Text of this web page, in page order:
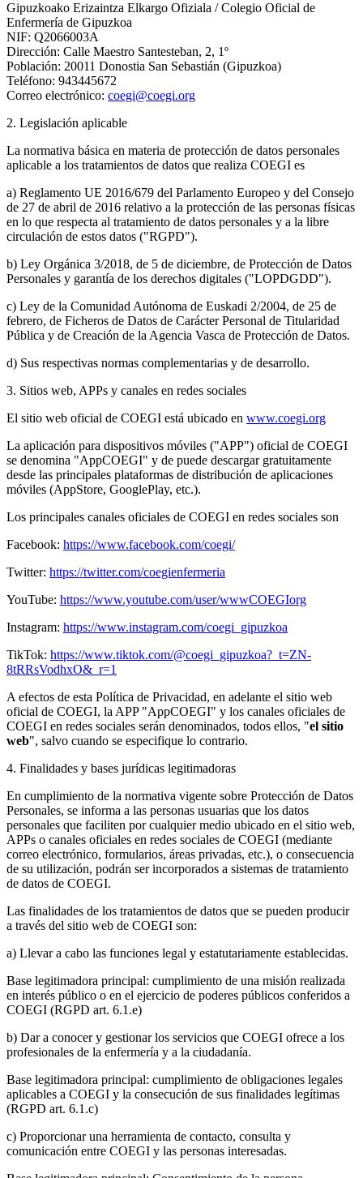
Gipuzkoako Erizaintza Elkargo Ofiziala / Colegio Oficial de
Enfermería de Gipuzkoa
NIF: Q2066003A
Dirección: Calle Maestro Santesteban, 2, 1º
Población: 20011 Donostia San Sebastián (Gipuzkoa)
Teléfono: 943445672
Correo electrónico: coegi@coegi.org
2. Legislación aplicable
La normativa básica en materia de protección de datos personales
aplicable a los tratamientos de datos que realiza COEGI es
a) Reglamento UE 2016/679 del Parlamento Europeo y del Consejo
de 27 de abril de 2016 relativo a la protección de las personas físicas
en lo que respecta al tratamiento de datos personales y a la libre
circulación de estos datos ("RGPD").
b) Ley Orgánica 3/2018, de 5 de diciembre, de Protección de Datos
Personales y garantía de los derechos digitales ("LOPDGDD").
c) Ley de la Comunidad Autónoma de Euskadi 2/2004, de 25 de
febrero, de Ficheros de Datos de Carácter Personal de Titularidad
Pública y de Creación de la Agencia Vasca de Protección de Datos.
d) Sus respectivas normas complementarias y de desarrollo.
3. Sitios web, APPs y canales en redes sociales
El sitio web oficial de COEGI está ubicado en www.coegi.org
La aplicación para dispositivos móviles ("APP") oficial de COEGI
se denomina "AppCOEGI" y de puede descargar gratuitamente
desde las principales plataformas de distribución de aplicaciones
móviles (AppStore, GooglePlay, etc.).
Los principales canales oficiales de COEGI en redes sociales son
Facebook: https://www.facebook.com/coegi/
Twitter: https://twitter.com/coegienfermeria
YouTube: https://www.youtube.com/user/wwwCOEGIorg
Instagram: https://www.instagram.com/coegi_gipuzkoa
TikTok: https://www.tiktok.com/@coegi_gipuzkoa?_t=ZN-
8tRRsVodhxO&_r=1
A efectos de esta Política de Privacidad, en adelante el sitio web
oficial de COEGI, la APP "AppCOEGI" y los canales oficiales de
COEGI en redes sociales serán denominados, todos ellos, "el sitio
web", salvo cuando se especifique lo contrario.
4. Finalidades y bases jurídicas legitimadoras
En cumplimiento de la normativa vigente sobre Protección de Datos
Personales, se informa a las personas usuarias que los datos
personales que faciliten por cualquier medio ubicado en el sitio web,
APPs o canales oficiales en redes sociales de COEGI (mediante
correo electrónico, formularios, áreas privadas, etc.), o consecuencia
de su utilización, podrán ser incorporados a sistemas de tratamiento
de datos de COEGI.
Las finalidades de los tratamientos de datos que se pueden producir
a través del sitio web de COEGI son:
a) Llevar a cabo las funciones legal y estatutariamente establecidas.
Base legitimadora principal: cumplimiento de una misión realizada
en interés público o en el ejercicio de poderes públicos conferidos a
COEGI (RGPD art. 6.1.e)
b) Dar a conocer y gestionar los servicios que COEGI ofrece a los
profesionales de la enfermería y a la ciudadanía.
Base legitimadora principal: cumplimiento de obligaciones legales
aplicables a COEGI y la consecución de sus finalidades legítimas
(RGPD art. 6.1.c)
c) Proporcionar una herramienta de contacto, consulta y
comunicación entre COEGI y las personas interesadas.